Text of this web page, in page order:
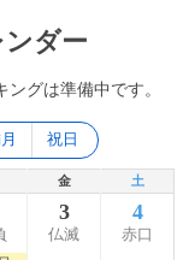
ンダー
グは準備中です。
祝日
金 土
3
仏滅
4
赤口